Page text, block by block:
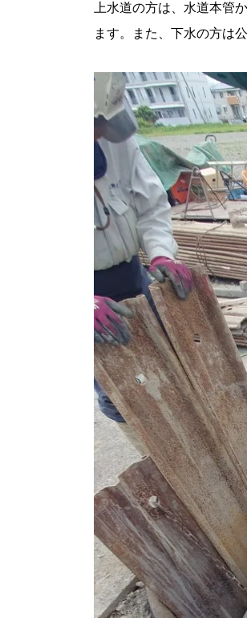
上水道の方は、水道本管
ます。また、下水の方は